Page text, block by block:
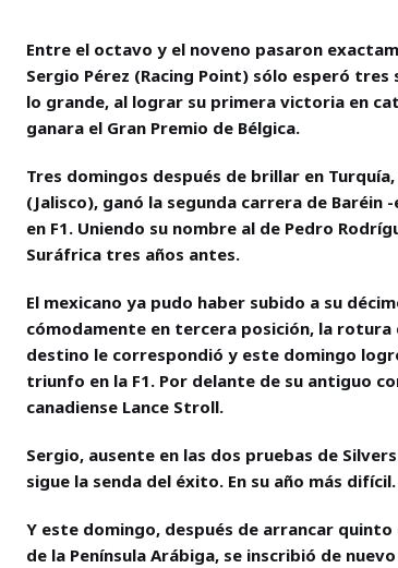
Entre el octavo y el noveno pasaron
Sergio Pérez (Racing Point) sólo esperó
lo grande, al lograr su primera victoria en
ganara el Gran Premio de Bélgica.
Tres domingos después de brillar en
(Jalisco), ganó la segunda carrera de Baréin
en F1. Uniendo su nombre al de Pedro
Suráfrica tres años antes.
El mexicano ya pudo haber subido a su
cómodamente en tercera posición, la
destino le correspondió y este domingo
triunfo en la F1. Por delante de su antiguo
canadiense Lance Stroll.
Sergio, ausente en las dos pruebas de
sigue la senda del éxito. En su año más
Y este domingo, después de arrancar
de la Península Arábiga, se inscribió de